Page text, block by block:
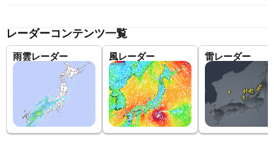
レーダーコンテンツ一覧
雨雲レーダー 風レーダー 雷レーダー